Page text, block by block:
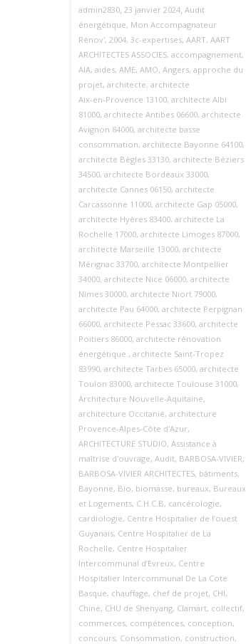
admin2830, 23 janvier 2024, Audit
énergétique, Mon Accompagnateur
Rénov', 2004, 3c-expertises, AART, AART
ARCHITECTES ASSOCIES, accompagnement,
AIA, aides, AME, AMO, Angers, approche du
projet, architecte, architecte
Aix‑en‑Provence 13100, architecte Albi
81000, architecte Antibes 06600, architecte
Avignon 84000, architecte basse
consommation, architecte Bayonne 64100,
architecte Bègles 33130, architecte Béziers
34500, architecte Bordeaux 33000,
architecte Cannes 06150, architecte
Carcassonne 11000, architecte Gap 05000,
architecte Hyères 83400, architecte La
Rochelle 17000, architecte Limoges 87000,
architecte Marseille 13000, architecte
Mérignac 33700, architecte Montpellier
34000, architecte Nice 06000, architecte
Nîmes 30000, architecte Niort 79000,
architecte Pau 64000, architecte Perpignan
66000, architecte Pessac 33600, architecte
Poitiers 86000, architecte rénovation
énergétique., architecte Saint‑Tropez
83990, architecte Tarbes 65000, architecte
Toulon 83000, architecte Toulouse 31000,
Architecture Nouvelle‑Aquitaine,
architecture Occitanie, architecture
Provence‑Alpes‑Côte d’Azur,
ARCHITECTURE STUDIO, Assistance à
maîtrise d'ouvrage, Audit, BARBOSA-VIVIER,
BARBOSA-VIVIER ARCHITECTES, bâtiments,
Bayonne, Bio, biomasse, bureaux, Bureaux
et Logements, C.H.C.B, cancérologie,
cardiologie, Centre Hospitalier de l’ouest
Guyanais, Centre Hospitalier de La
Rochelle, Centre Hospitalier
Intercommunal d’Evreux, Centre
Hospitalier Intercommunal De La Cote
Basque, chauffage, chef de projet, CHI,
Chine, CHU de Shenyang, Clamart, collectif,
commerces, compétences, conception,
concours, Consommation, construction,